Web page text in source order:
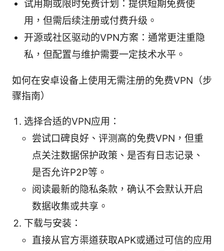
试用期或限时免费计划：提供短期免费使
用，但需后续注册或付费升级。
开源或社区驱动的VPN方案：通常更注重隐
私，但配置与维护需要一定技术水平。
如何在安卓设备上使用无需注册的免费VPN（步
骤指南）
选择合适的VPN应用：
尝试口碑良好、评测高的免费VPN，但重
点关注数据保护政策、是否有日志记录、
是否允许P2P等。
阅读最新的隐私条款，确认不会默认开启
数据收集或共享。
下载与安装：
直接从官方渠道获取APK或通过可信的应用